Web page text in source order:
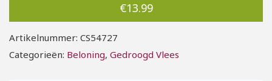
€13.99
Artikelnummer: CS54727
Categorieën: Beloning, Gedroogd Vlees